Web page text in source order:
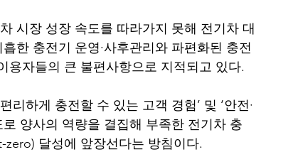
시장 성장 속도를 따라가지 못해 전기차 대
한 충전기 운영·사후관리와 파편화된 충전
용자들의 큰 불편사항으로 지적되고 있다.
리하게 충전할 수 있는 고객 경험’ 및 ‘안전·
양사의 역량을 결집해 부족한 전기차 충
달성에 앞장선다는 방침이다.